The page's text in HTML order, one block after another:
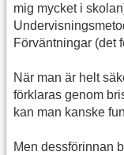
mig mycket i
Förväntningar (det
När man är helt
förklaras genom
kan man kanske
Men dessförinnan